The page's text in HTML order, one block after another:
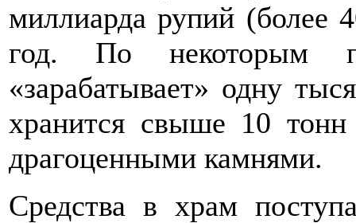
миллиарда рупий
год. По некоторым
«зарабатывает» одну
хранится свыше 10
драгоценными камнями.
Средства в храм